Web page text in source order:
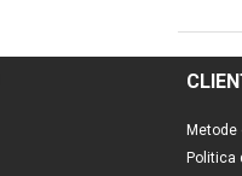
Metode
Politica